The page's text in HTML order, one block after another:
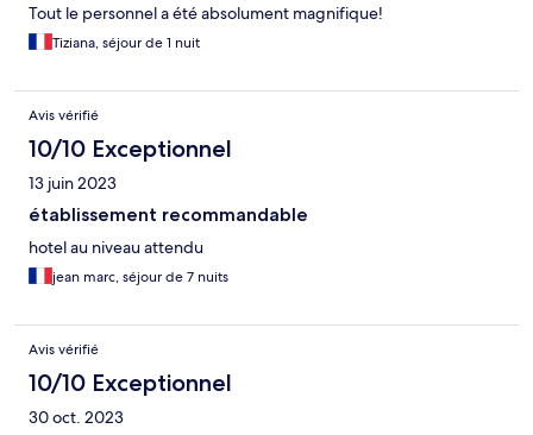
Tout le personnel a été absolument magnifique!
Tiziana, séjour de 1 nuit
Avis vérifié
10/10 Exceptionnel
13 juin 2023
établissement recommandable
hotel au niveau attendu
jean marc, séjour de 7 nuits
Avis vérifié
10/10 Exceptionnel
30 oct. 2023